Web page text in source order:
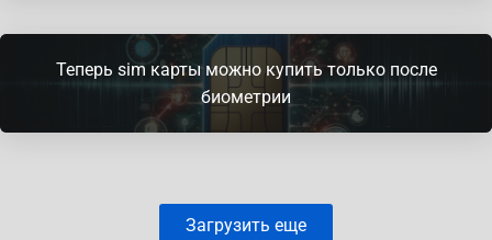
Теперь sim карты можно купить только после
биометрии
Загрузить еще